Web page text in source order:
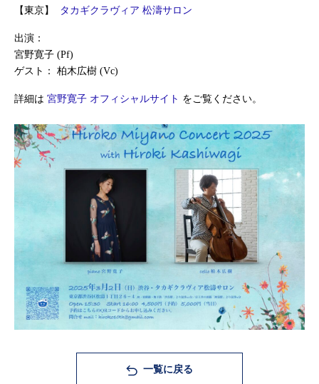
【東京】
タカギクラヴィア 松濤サロン
出演：
宮野寛子 (Pf)
ゲスト： 柏木広樹 (Vc)
詳細は 宮野寛子 オフィシャルサイト をご覧ください。
一覧に戻る